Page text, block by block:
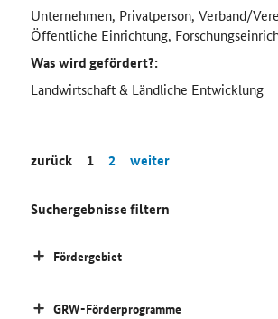
Unternehmen, Privatperson, Verband/
Öffentliche Einrichtung,
Was wird gefördert?:
Landwirtschaft & Ländliche Entwicklung
zurück 1 2 weiter
Suchergebnisse filtern
Fördergebiet
GRW-Förderprogramme